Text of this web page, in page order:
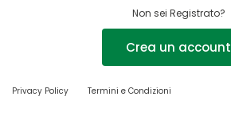
Non sei Registrato?
Crea un account
Privacy Policy Termini e Condizioni